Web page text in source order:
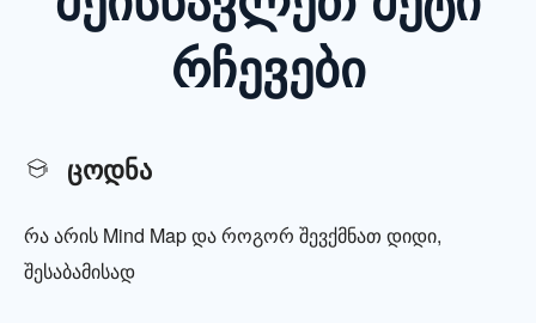
რჩევები
ცოდნა
რა არის Mind Map და როგორ შევქმნათ დიდი,
შესაბამისად